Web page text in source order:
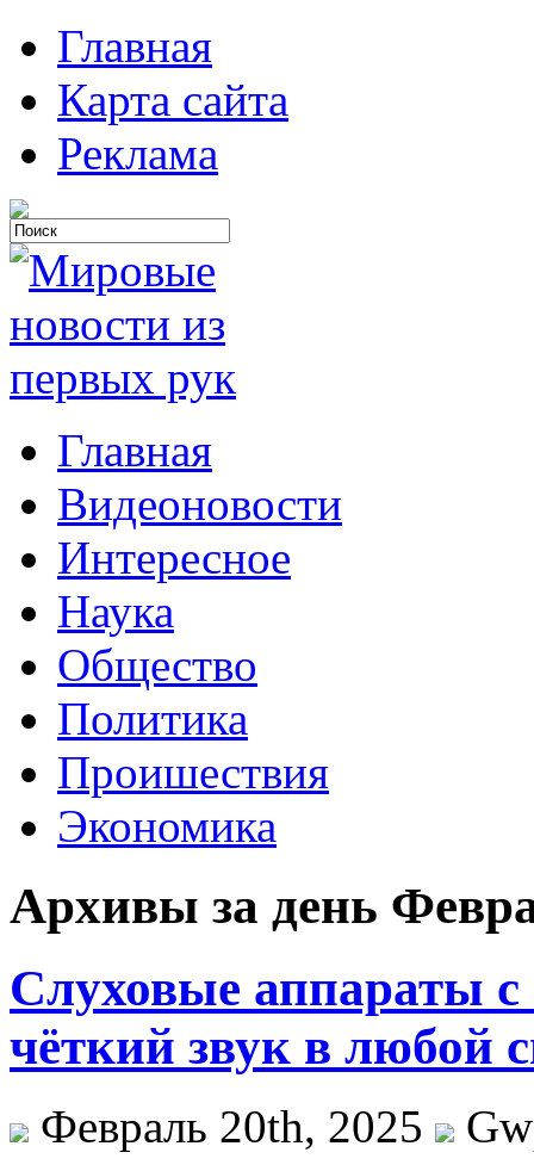
Главная
Карта сайта
Реклама
Главная
Видеоновости
Интересное
Наука
Общество
Политика
Проишествия
Экономика
Архивы за день
Слуховые аппараты
чёткий звук в любой
Февраль 20th, 2025